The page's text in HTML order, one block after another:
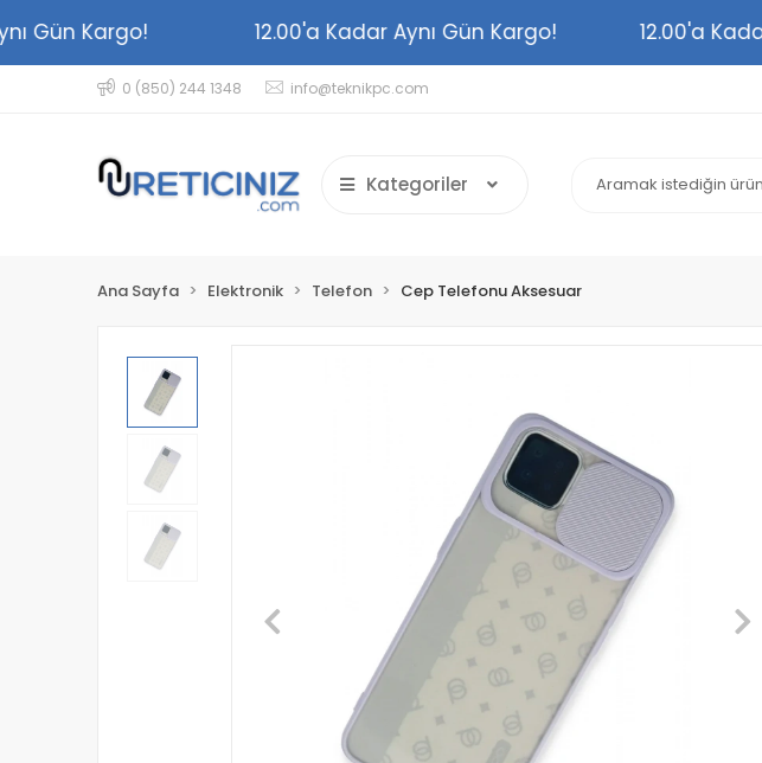
Gün Kargo! 12.00'a Kadar Aynı Gün Kargo! 12.00'a
0 (850) 244 1348 info@teknikpc.com
Kategoriler
Ana Sayfa Elektronik Telefon Cep Telefonu Aksesuar